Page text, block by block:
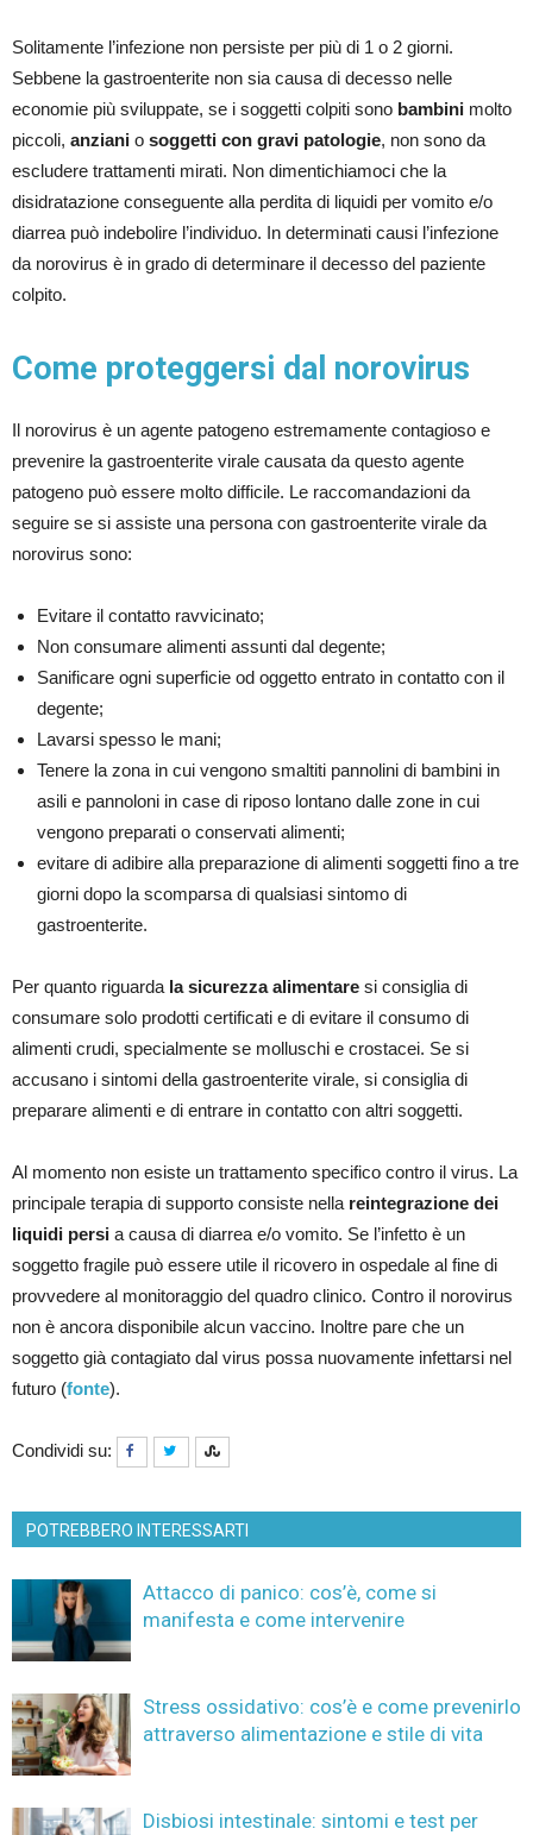
Solitamente l’infezione non persiste per più di 1 o 2 giorni.
Sebbene la gastroenterite non sia causa di decesso nelle
economie più sviluppate, se i soggetti colpiti sono bambini molto
piccoli, anziani o soggetti con gravi patologie, non sono da
escludere trattamenti mirati. Non dimentichiamoci che la
disidratazione conseguente alla perdita di liquidi per vomito e/o
diarrea può indebolire l’individuo. In determinati causi l’infezione
da norovirus è in grado di determinare il decesso del paziente
colpito.
Come proteggersi dal norovirus
Il norovirus è un agente patogeno estremamente contagioso e
prevenire la gastroenterite virale causata da questo agente
patogeno può essere molto difficile. Le raccomandazioni da
seguire se si assiste una persona con gastroenterite virale da
norovirus sono:
Evitare il contatto ravvicinato;
Non consumare alimenti assunti dal degente;
Sanificare ogni superficie od oggetto entrato in contatto con il
degente;
Lavarsi spesso le mani;
Tenere la zona in cui vengono smaltiti pannolini di bambini in
asili e pannoloni in case di riposo lontano dalle zone in cui
vengono preparati o conservati alimenti;
evitare di adibire alla preparazione di alimenti soggetti fino a tre
giorni dopo la scomparsa di qualsiasi sintomo di
gastroenterite.
Per quanto riguarda la sicurezza alimentare si consiglia di
consumare solo prodotti certificati e di evitare il consumo di
alimenti crudi, specialmente se molluschi e crostacei. Se si
accusano i sintomi della gastroenterite virale, si consiglia di
preparare alimenti e di entrare in contatto con altri soggetti.
Al momento non esiste un trattamento specifico contro il virus. La
principale terapia di supporto consiste nella reintegrazione dei
liquidi persi a causa di diarrea e/o vomito. Se l’infetto è un
soggetto fragile può essere utile il ricovero in ospedale al fine di
provvedere al monitoraggio del quadro clinico. Contro il norovirus
non è ancora disponibile alcun vaccino. Inoltre pare che un
soggetto già contagiato dal virus possa nuovamente infettarsi nel
futuro (fonte).
Condividi su:
POTREBBERO INTERESSARTI
Attacco di panico: cos’è, come si
manifesta e come intervenire
Stress ossidativo: cos’è e come prevenirlo
attraverso alimentazione e stile di vita
Disbiosi intestinale: sintomi e test per